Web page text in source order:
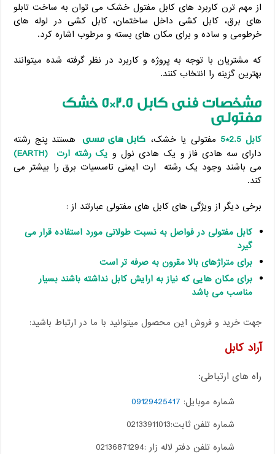
از مهم ترن کاربرد های کابل مفتول خشک می توان به ساخت تابلو
های برق، کابل کشی داخل ساختمان، کابل کشی در لوله های
خرطومی و ساده و برای مکان های بسته و مرطوب اشاره کرد.
که مشتریان با توجه به پروژه و کاربرد در نظر گرفته شده میتوانند
بهترین گزینه را انتخاب کنند.
مشخصات فنی کابل 2.5*5 خشک
مفتولی
کابل 2.5*5 مفتولی یا خشک، کابل های مسی هستند پنج رشته
دارای سه هادی فاز و یک هادی نول و یک رشته ارت
(EARTH)
می باشند وجود یک رشته ارت ایمنی تاسسیات برق را بیشتر می
کند.
برخی دیگر از ویژگی های کابل های مفتولی عبارتند از :
کابل مفتولی در فواصل به نسبت طولانی مورد استفاده قرار می
گیرد
برای متراژهای بالا مقرون به صرفه تر است
برای مکان هایی که نیاز به ارایش کابل نداشته باشند بسیار
مناسب می باشد
جهت خرید و فروش این محصول میتوانید با ما در ارتباط باشید:
آراد کابل
راه های ارتباطی:
شماره موبایل: 09129425417
شماره تلفن ثابت:02133911013
شماره تلفن دفتر لاله زار :02136871294